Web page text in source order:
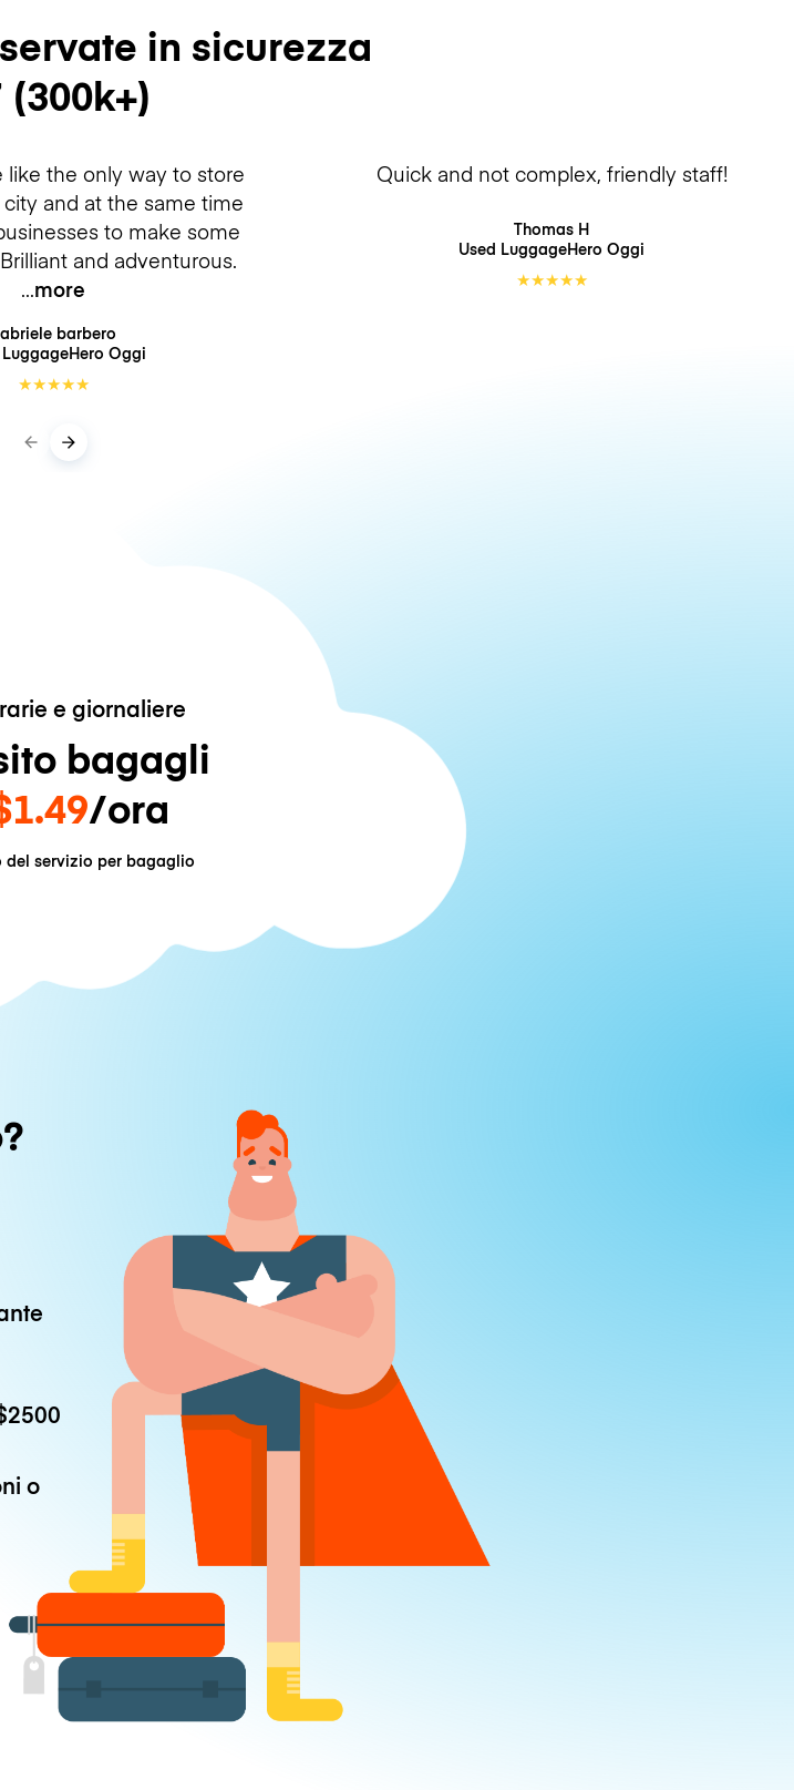
in sicurezza
(300k+)
like the only way to store
and at the same time
to make some
and adventurous.
more
barbero
Oggi
★★★★★
Quick and not complex, friendly staff!
Thomas H
Used LuggageHero Oggi
★★★★★
e giornaliere
bagagli
/ora
del servizio per bagaglio
o